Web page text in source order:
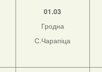
01.03
Гродна
С.Чарапіца